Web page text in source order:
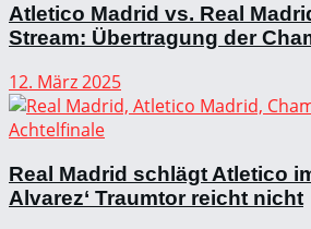
Atletico Madrid vs. Real
Stream: Übertragung der
12. März 2025
Real Madrid schlägt Atletico
Alvarez‘ Traumtor reicht nicht